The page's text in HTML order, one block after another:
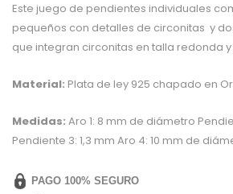
Este juego de pendientes individuales
pequeños con detalles de circonitas y
que integran circonitas en talla redonda
Material: Plata de ley 925 chapado en
Medidas: Aro 1: 8 mm de diámetro
Pendiente 3: 1,3 mm Aro 4: 10 mm de
PAGO 100% SEGURO